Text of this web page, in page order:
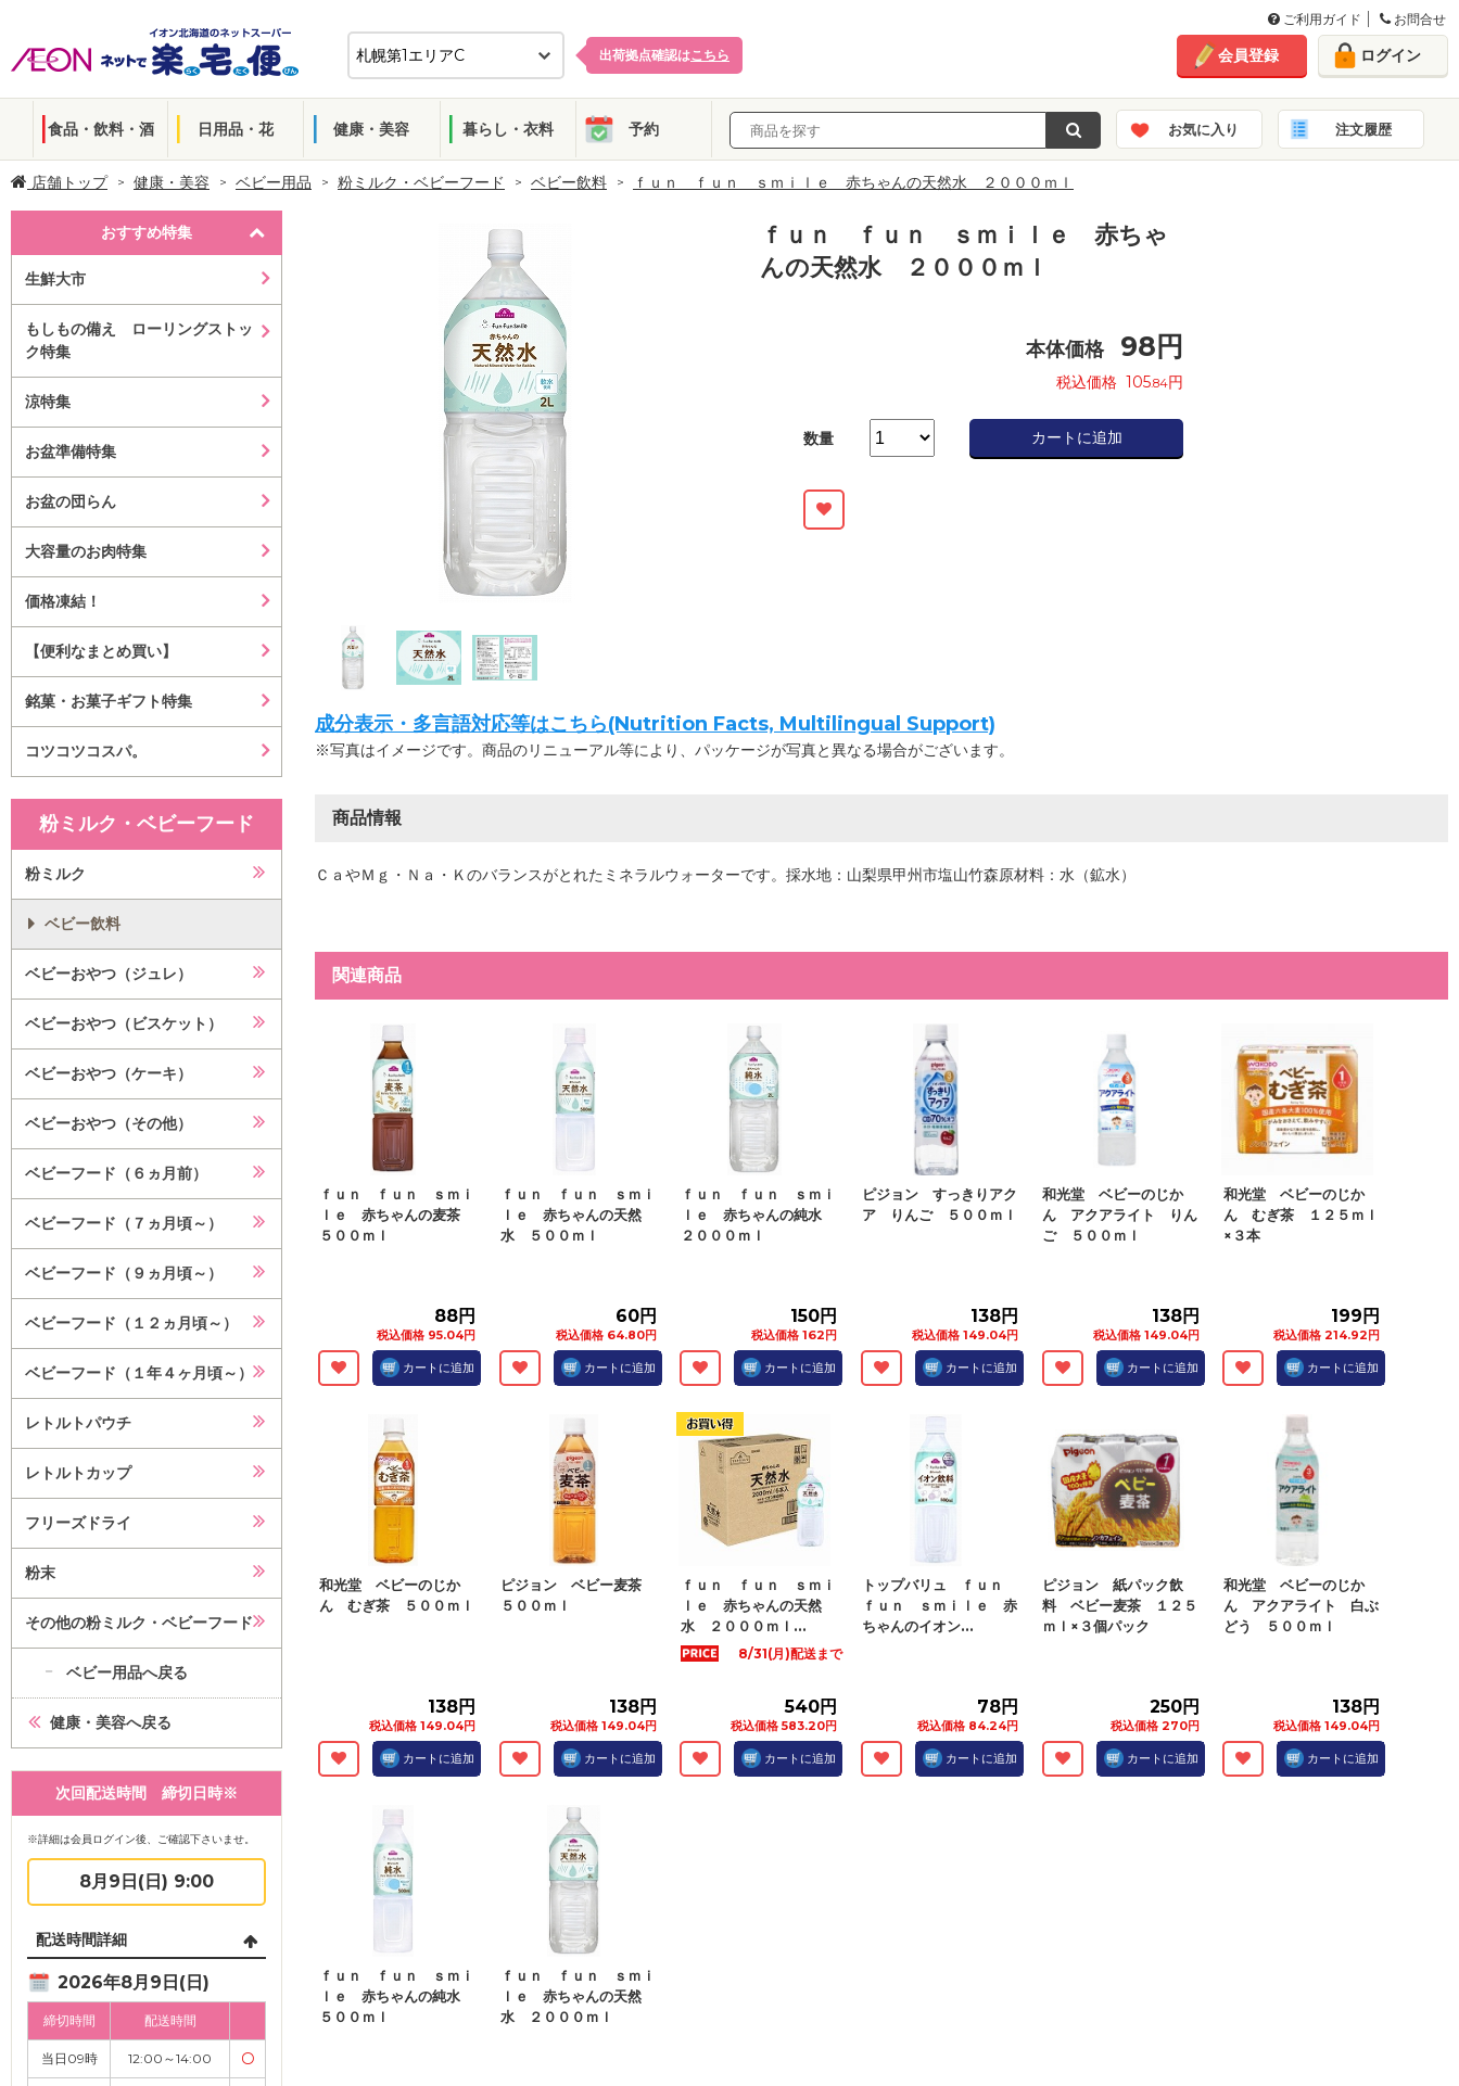
ご利用ガイド お問合せ
出荷拠点確認はこちら 会員登録 ログイン
食品・飲料・酒 日用品・花 健康・美容 暮らし・衣料 予約 お気に入り 注文履歴
店舗トップ 健康・美容 ベビー用品 粉ミルク・ベビーフード ベビー飲料 ｆｕｎ ｆｕｎ ｓｍｉｌｅ 赤ちゃんの天然水 ２０００ｍｌ
おすすめ特集
生鮮大市
もしもの備え ローリングストッ
ク特集
涼特集
お盆準備特集
お盆の団らん
大容量のお肉特集
価格凍結！
【便利なまとめ買い】
銘菓・お菓子ギフト特集
コツコツコスパ。
粉ミルク・ベビーフード
粉ミルク
ベビー飲料
ベビーおやつ（ジュレ）
ベビーおやつ（ビスケット）
ベビーおやつ（ケーキ）
ベビーおやつ（その他）
ベビーフード（６ヵ月前）
ベビーフード（７ヵ月頃～）
ベビーフード（９ヵ月頃～）
ベビーフード（１２ヵ月頃～）
ベビーフード（１年４ヶ月頃～）
レトルトパウチ
レトルトカップ
フリーズドライ
粉末
その他の粉ミルク・ベビーフード
ベビー用品へ戻る
健康・美容へ戻る
次回配送時間 締切日時※
※詳細は会員ログイン後、ご確認下さいませ。
8月9日(日) 9:00
配送時間詳細
2026年8月9日(日)
締切時間 配送時間
当日09時 12:00～14:00 〇
ｆｕｎ ｆｕｎ ｓｍｉｌｅ 赤ちゃ
んの天然水 ２０００ｍｌ
本体価格 98 円
税込価格 105.84円
数量 カートに追加
成分表示・多言語対応等はこちら(Nutrition Facts, Multilingual Support)
※写真はイメージです。商品のリニューアル等により、パッケージが写真と異なる場合がございます。
商品情報
ＣａやＭｇ・Ｎａ・Ｋのバランスがとれたミネラルウォーターです。採水地：山梨県甲州市塩山竹森原材料：水（鉱水）
関連商品
ｆｕｎ ｆｕｎ ｓｍｉ
ｌｅ 赤ちゃんの麦茶
５００ｍｌ
88円
税込価格 95.04円
カートに追加
ｆｕｎ ｆｕｎ ｓｍｉ
ｌｅ 赤ちゃんの天然
水 ５００ｍｌ
60円
税込価格 64.80円
カートに追加
ｆｕｎ ｆｕｎ ｓｍｉ
ｌｅ 赤ちゃんの純水
２０００ｍｌ
150円
税込価格 162円
カートに追加
ピジョン すっきりアク
ア りんご ５００ｍｌ
138円
税込価格 149.04円
カートに追加
和光堂 ベビーのじか
ん アクアライト りん
ご ５００ｍｌ
138円
税込価格 149.04円
カートに追加
和光堂 ベビーのじか
ん むぎ茶 １２５ｍｌ
×３本
199円
税込価格 214.92円
カートに追加
和光堂 ベビーのじか
ん むぎ茶 ５００ｍｌ
138円
税込価格 149.04円
カートに追加
ピジョン ベビー麦茶
５００ｍｌ
138円
税込価格 149.04円
カートに追加
ｆｕｎ ｆｕｎ ｓｍｉ
ｌｅ 赤ちゃんの天然
水 ２０００ｍｌ...
8/31(月)配送まで
540円
税込価格 583.20円
カートに追加
トップバリュ ｆｕｎ
ｆｕｎ ｓｍｉｌｅ 赤
ちゃんのイオン...
78円
税込価格 84.24円
カートに追加
ピジョン 紙パック飲
料 ベビー麦茶 １２５
ｍｌ×３個パック
250円
税込価格 270円
カートに追加
和光堂 ベビーのじか
ん アクアライト 白ぶ
どう ５００ｍｌ
138円
税込価格 149.04円
カートに追加
ｆｕｎ ｆｕｎ ｓｍｉ
ｌｅ 赤ちゃんの純水
５００ｍｌ
ｆｕｎ ｆｕｎ ｓｍｉ
ｌｅ 赤ちゃんの天然
水 ２０００ｍｌ